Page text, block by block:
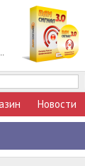
Новости